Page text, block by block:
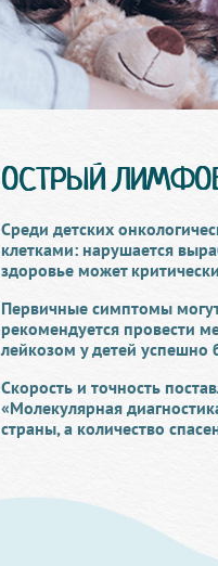
ОСТРЫЙ
Среди детских
клетками: нарушается
здоровье может
Первичные симптомы
рекомендуется провести
лейкозом у детей успешно
Скорость и точность
«Молекулярная
страны, а количество